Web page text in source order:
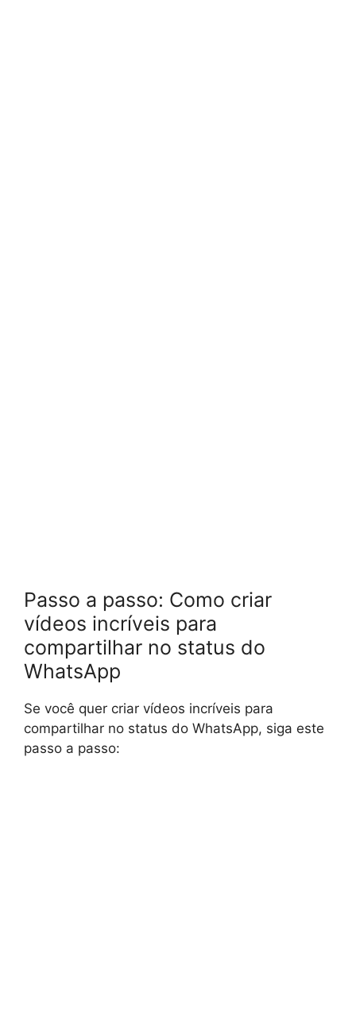
Passo a passo: Como criar
vídeos incríveis para
compartilhar no status do
WhatsApp
Se você quer criar vídeos incríveis para
compartilhar no status do WhatsApp, siga este
passo a passo: